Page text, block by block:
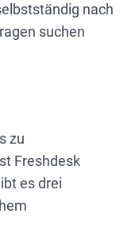
nach
suchen
zu
Freshdesk
es drei